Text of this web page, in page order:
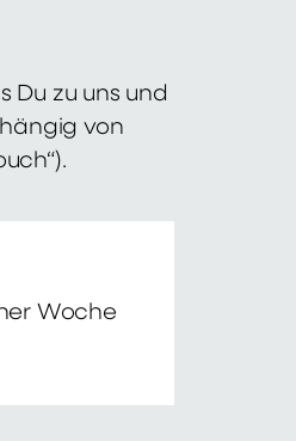
Du zu uns und
von
Woche